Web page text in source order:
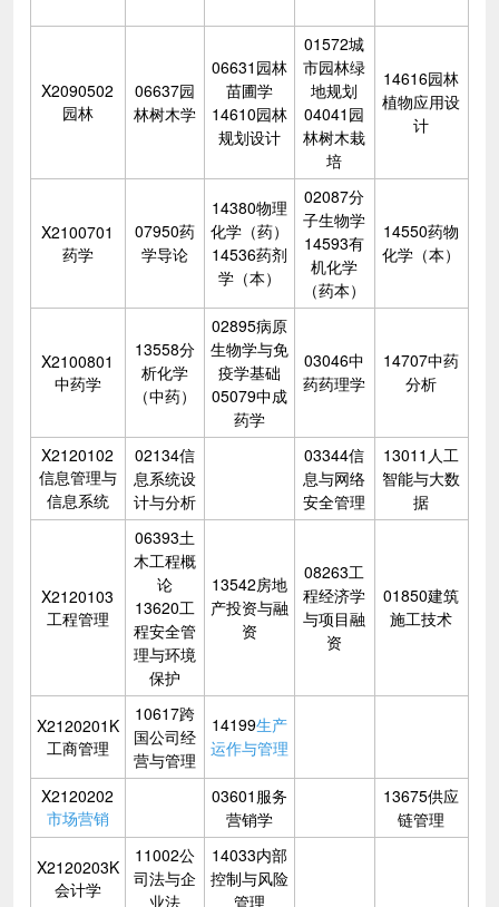
X2090502
园林
06637园
林树木学
06631园林
苗圃学
14610园林
规划设计
01572城
市园林绿
地规划
04041园
林树木栽
培
14616园林
植物应用设
计
X2100701
药学
07950药
学导论
14380物理
化学（药）
14536药剂
学（本）
02087分
子生物学
14593有
机化学
（药本）
14550药物
化学（本）
X2100801
中药学
13558分
析化学
（中药）
02895病原
生物学与免
疫学基础
05079中成
药学
03046中
药药理学
14707中药
分析
X2120102
信息管理与
信息系统
02134信
息系统设
计与分析
03344信
息与网络
安全管理
13011人工
智能与大数
据
X2120103
工程管理
06393土
木工程概
论
13620工
程安全管
理与环境
保护
13542房地
产投资与融
资
08263工
程经济学
与项目融
资
01850建筑
施工技术
X2120201K
工商管理
10617跨
国公司经
营与管理
14199生产
运作与管理
X2120202
市场营销
03601服务
营销学
13675供应
链管理
X2120203K
会计学
11002公
司法与企
业法
14033内部
控制与风险
管理